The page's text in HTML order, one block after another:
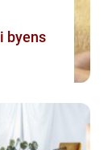
byens